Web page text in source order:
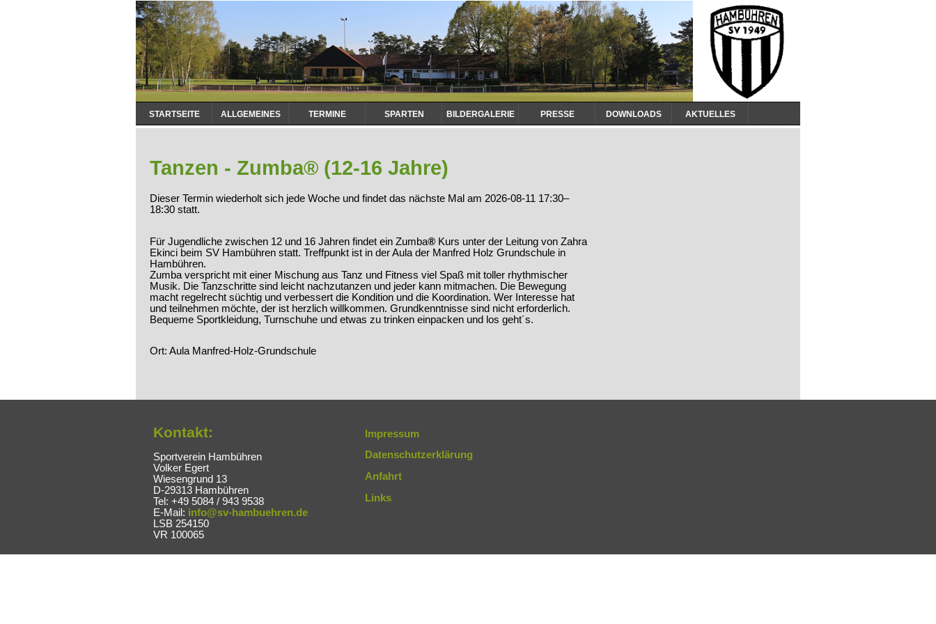
Navigation
überspringen
STARTSEITE ALLGEMEINES TERMINE SPARTEN BILDERGALERIE PRESSE DOWNLOADS AKTUELLES
Tanzen - Zumba® (12-16 Jahre)
Dieser Termin wiederholt sich jede Woche und findet das nächste Mal am 2026-08-11 17:30–
18:30 statt.
Für Jugendliche zwischen 12 und 16 Jahren findet ein Zumba® Kurs unter der Leitung von Zahra
Ekinci beim SV Hambühren statt. Treffpunkt ist in der Aula der Manfred Holz Grundschule in
Hambühren.
Zumba verspricht mit einer Mischung aus Tanz und Fitness viel Spaß mit toller rhythmischer
Musik. Die Tanzschritte sind leicht nachzutanzen und jeder kann mitmachen. Die Bewegung
macht regelrecht süchtig und verbessert die Kondition und die Koordination. Wer Interesse hat
und teilnehmen möchte, der ist herzlich willkommen. Grundkenntnisse sind nicht erforderlich.
Bequeme Sportkleidung, Turnschuhe und etwas zu trinken einpacken und los geht´s.
Ort: Aula Manfred-Holz-Grundschule
Kontakt:
Sportverein Hambühren
Volker Egert
Wiesengrund 13
D-29313 Hambühren
Tel: +49 5084 / 943 9538
E-Mail: info@sv-hambuehren.de
LSB 254150
VR 100065
Impressum
Datenschutzerklärung
Anfahrt
Links